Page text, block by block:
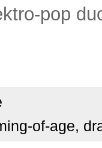
pop
of-age,